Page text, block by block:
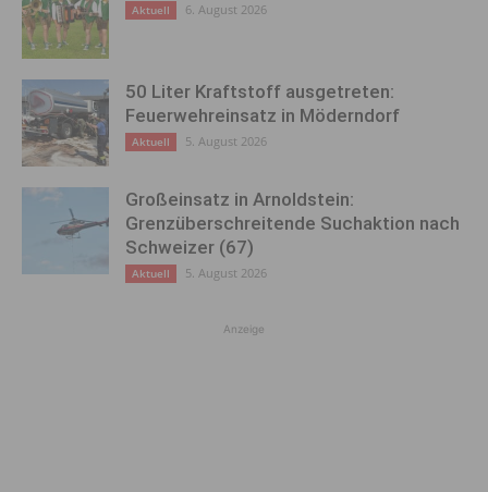
Aktuell 6. August 2026
50 Liter Kraftstoff ausgetreten:
Feuerwehreinsatz in Möderndorf
Aktuell 5. August 2026
Großeinsatz in Arnoldstein:
Grenzüberschreitende Suchaktion nach
Schweizer (67)
Aktuell 5. August 2026
Anzeige